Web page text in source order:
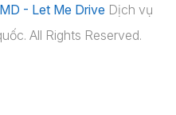
- Let Me Drive Dịch vụ
All Rights Reserved.